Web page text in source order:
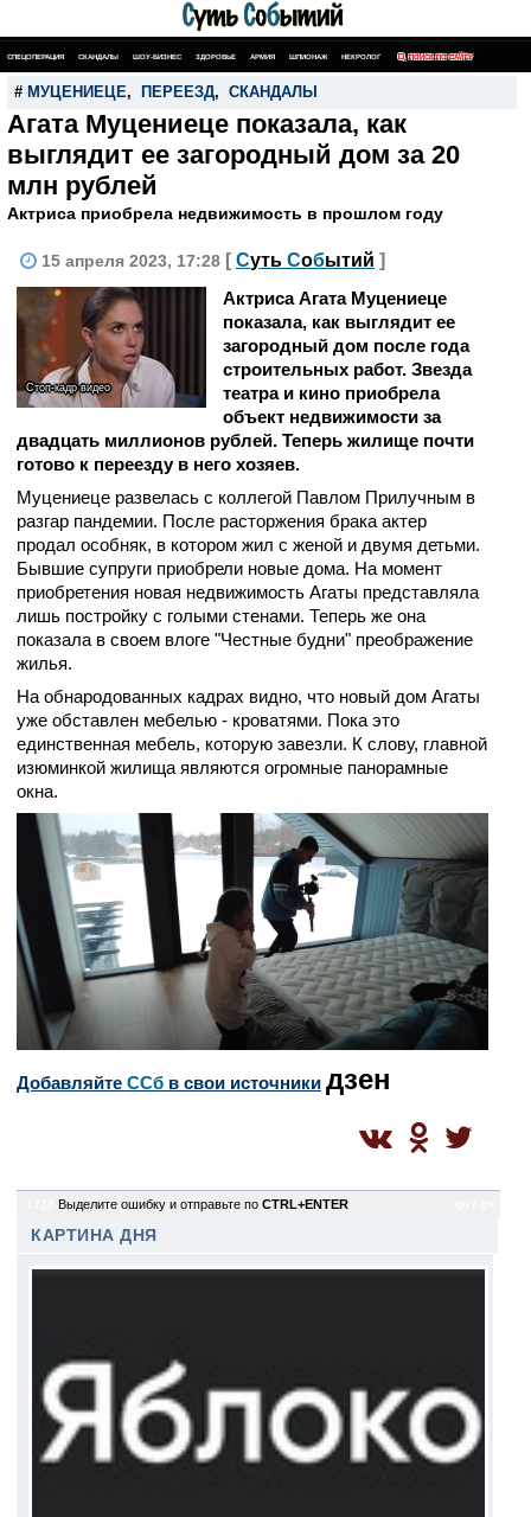
СПЕЦОПЕРАЦИЯ СКАНДАЛЫ ШОУ-БИЗНЕС ЗДОРОВЬЕ АРМИЯ ШПИОНАЖ НЕКРОЛОГ ПОИСК ПО САЙТУ
# МУЦЕНИЕЦЕ, ПЕРЕЕЗД, СКАНДАЛЫ
Агата Муцениеце показала, как
выглядит ее загородный дом за 20
млн рублей
Актриса приобрела недвижимость в прошлом году
15 апреля 2023, 17:28 [ Суть Событий ]
Стоп-кадр видео
Актриса Агата Муцениеце
показала, как выглядит ее
загородный дом после года
строительных работ. Звезда
театра и кино приобрела
объект недвижимости за
двадцать миллионов рублей. Теперь жилище почти
готово к переезду в него хозяев.
Муцениеце развелась с коллегой Павлом Прилучным в
разгар пандемии. После расторжения брака актер
продал особняк, в котором жил с женой и двумя детьми.
Бывшие супруги приобрели новые дома. На момент
приобретения новая недвижимость Агаты представляла
лишь постройку с голыми стенами. Теперь же она
показала в своем влоге "Честные будни" преображение
жилья.
На обнародованных кадрах видно, что новый дом Агаты
уже обставлен мебелью - кроватями. Пока это
единственная мебель, которую завезли. К слову, главной
изюминкой жилища являются огромные панорамные
окна.
Добавляйте CСб в свои источники дзен
Выделите ошибку и отправьте по CTRL+ENTER
КАРТИНА ДНЯ